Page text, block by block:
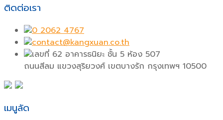
ติดต่อเรา
0 2062 4767
contact@kangxuan.co.th
เลขที่ 62 อาคารธนิยะ ชั้น 5 ห้อง 507
ถนนสีลม แขวงสุริยวงศ์ เขตบางรัก กรุงเทพฯ 10500
เมนูลัด